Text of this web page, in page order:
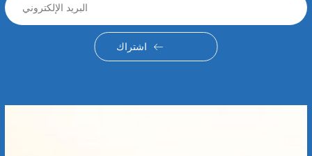
اشتراك